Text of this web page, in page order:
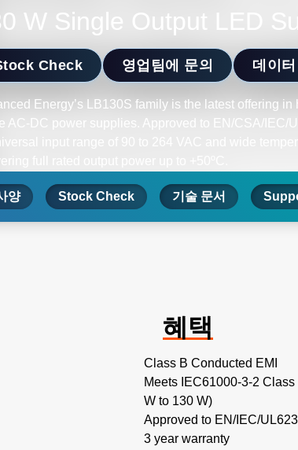
W Single Output LED
Check 영업팀에 문의 데이
Energy’s LB130S family is the latest offering
AC-DC power supplies. Approved to EN/CSA/IEC/
input range of 90 to 264 VAC and wide
full rated output power up to +50ºC.
양 Stock Check 기술 문서
혜택
Class B Conducted EMI
Meets IEC61000-3-2
W to 130 W)
Approved to EN/IEC/
3 year warranty